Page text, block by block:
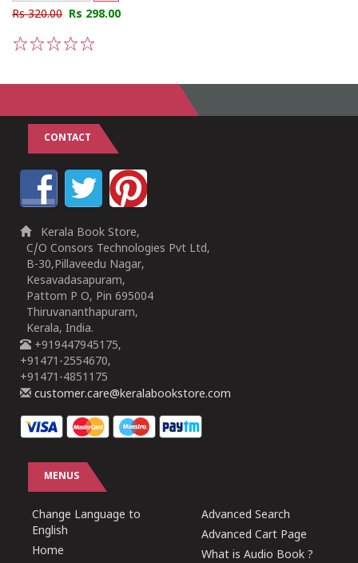
Rs 320.00 Rs 298.00
CONTACT
Kerala Book Store,
C/O Consors Technologies Pvt Ltd,
B-30,Pillaveedu Nagar,
Kesavadasapuram,
Pattom P O, Pin 695004
Thiruvananthapuram,
Kerala, India.
+919447945175,
+91471-2554670,
+91471-4851175
customer.care@keralabookstore.com
MENUS
Change Language to
English
Home
Advanced Search
Advanced Cart Page
What is Audio Book ?